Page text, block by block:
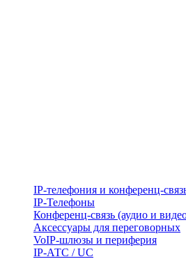
IP-телефония и конференц-
IP-Телефоны
Конференц-связь (аудио и
Аксессуары для переговорных
VoIP-шлюзы и периферия
IP-АТС / UC